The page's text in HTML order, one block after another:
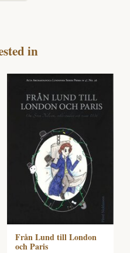
in
Från Lund till London
och Paris